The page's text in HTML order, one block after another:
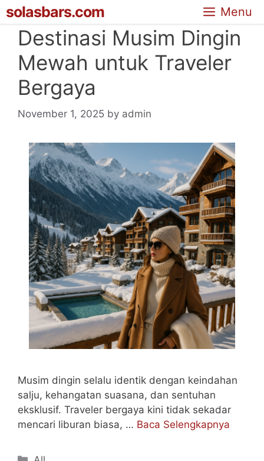
Skip
content
solasbars.com Menu
Destinasi Musim Dingin
Mewah untuk Traveler
Bergaya
November 1, 2025 by admin
Musim dingin selalu identik dengan keindahan
salju, kehangatan suasana, dan sentuhan
eksklusif. Traveler bergaya kini tidak sekadar
mencari liburan biasa, … Baca Selengkapnya
Categories